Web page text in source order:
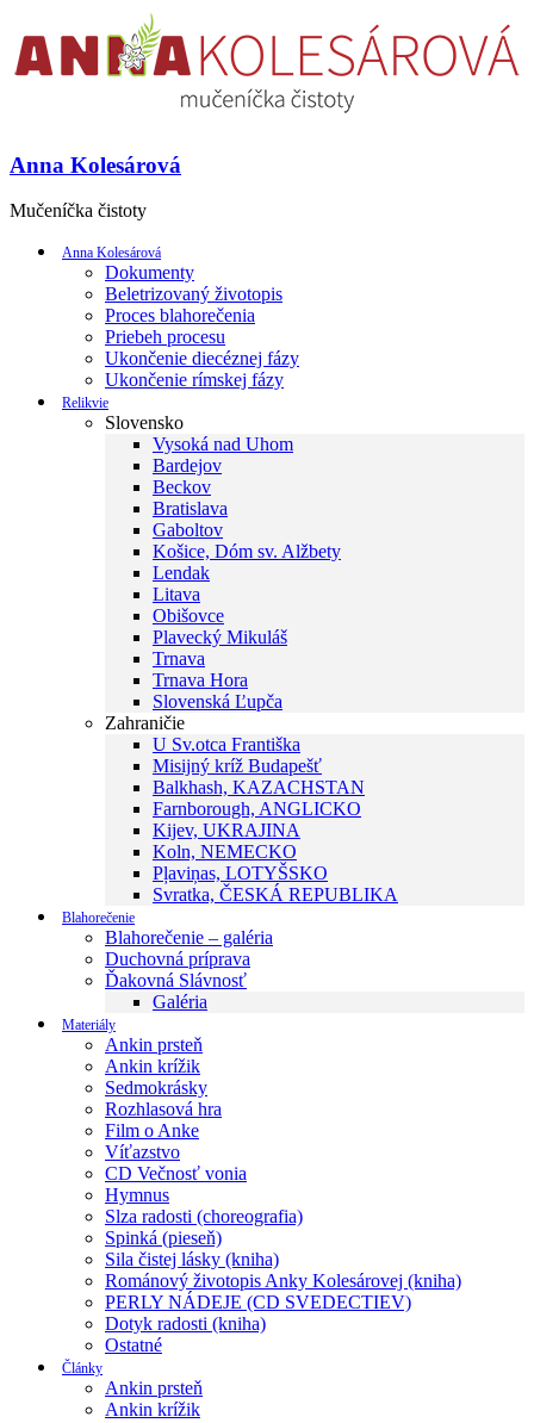
Anna Kolesárová
Mučeníčka čistoty
Anna Kolesárová
Dokumenty
Beletrizovaný životopis
Proces blahorečenia
Priebeh procesu
Ukončenie diecéznej fázy
Ukončenie rímskej fázy
Relikvie
Slovensko
Vysoká nad Uhom
Bardejov
Beckov
Bratislava
Gaboltov
Košice, Dóm sv. Alžbety
Lendak
Litava
Obišovce
Plavecký Mikuláš
Trnava
Trnava Hora
Slovenská Ľupča
Zahraničie
U Sv.otca Františka
Misijný kríž Budapešť
Balkhash, KAZACHSTAN
Farnborough, ANGLICKO
Kijev, UKRAJINA
Koln, NEMECKO
Pļaviņas, LOTYŠSKO
Svratka, ČESKÁ REPUBLIKA
Blahorečenie
Blahorečenie – galéria
Duchovná príprava
Ďakovná Slávnosť
Galéria
Materiály
Ankin prsteň
Ankin krížik
Sedmokrásky
Rozhlasová hra
Film o Anke
Víťazstvo
CD Večnosť vonia
Hymnus
Slza radosti (choreografia)
Spinká (pieseň)
Sila čistej lásky (kniha)
Románový životopis Anky Kolesárovej (kniha)
PERLY NÁDEJE (CD SVEDECTIEV)
Dotyk radosti (kniha)
Ostatné
Články
Ankin prsteň
Ankin krížik